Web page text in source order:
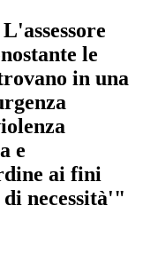
le
in una
e
ai fini
necessità'"